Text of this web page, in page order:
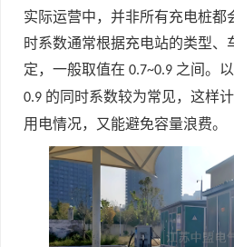
实际运营中，并非所有充电桩都
时系数通常根据充电站的类型、
定，一般取值在 0.7~0.9 之间。
0.9 的同时系数较为常见，这样
用电情况，又能避免容量浪费。